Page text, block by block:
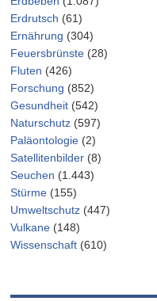
Erdrutsch (61)
Ernährung (304)
Feuersbrünste (28)
Fluten (426)
Forschung (852)
Gesundheit (542)
Naturschutz (597)
Paläontologie (2)
Satellitenbilder (8)
Seuchen (1.443)
Stürme (155)
Umweltschutz (447)
Vulkane (148)
Wissenschaft (610)